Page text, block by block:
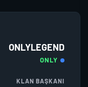
ONLYLEGEND
ONLY
KLAN BAŞKANI